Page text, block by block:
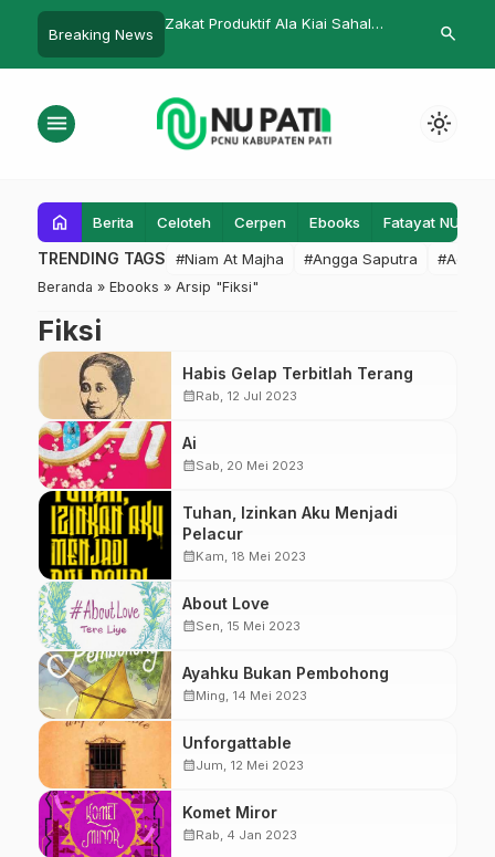
Breaking News
Zakat Produktif Ala Kiai Sahal
Langkah
MKKS SMK
search
menu light_mode
home Berita Celoteh Cerpen Ebooks Fatayat NU
TRENDING TAGS #Niam At Majha #Angga Saputra #Admin
Beranda » Ebooks » Arsip "Fiksi"
Fiksi
Habis Gelap Terbitlah Terang
calendar_monthRab, 12 Jul 2023
Ai
calendar_monthSab, 20 Mei 2023
Tuhan, Izinkan Aku Menjadi
Pelacur
calendar_monthKam, 18 Mei 2023
About Love
calendar_monthSen, 15 Mei 2023
Ayahku Bukan Pembohong
calendar_monthMing, 14 Mei 2023
Unforgattable
calendar_monthJum, 12 Mei 2023
Komet Miror
calendar_monthRab, 4 Jan 2023